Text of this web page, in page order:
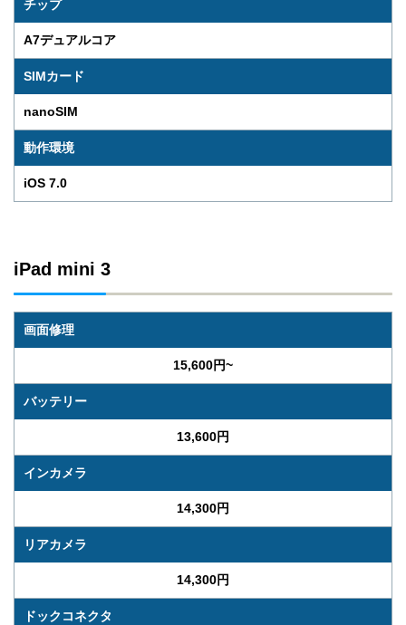
チップ
A7デュアルコア
SIMカード
nanoSIM
動作環境
iOS 7.0
iPad mini 3
画面修理
15,600円~
バッテリー
13,600円
インカメラ
14,300円
リアカメラ
14,300円
ドックコネクタ